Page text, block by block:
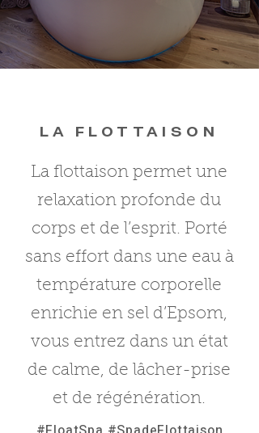
LA FLOTTAISON
La flottaison permet une
relaxation profonde du
corps et de l’esprit. Porté
sans effort dans une eau à
température corporelle
enrichie en sel d’Epsom,
vous entrez dans un état
de calme, de lâcher-prise
et de régénération.